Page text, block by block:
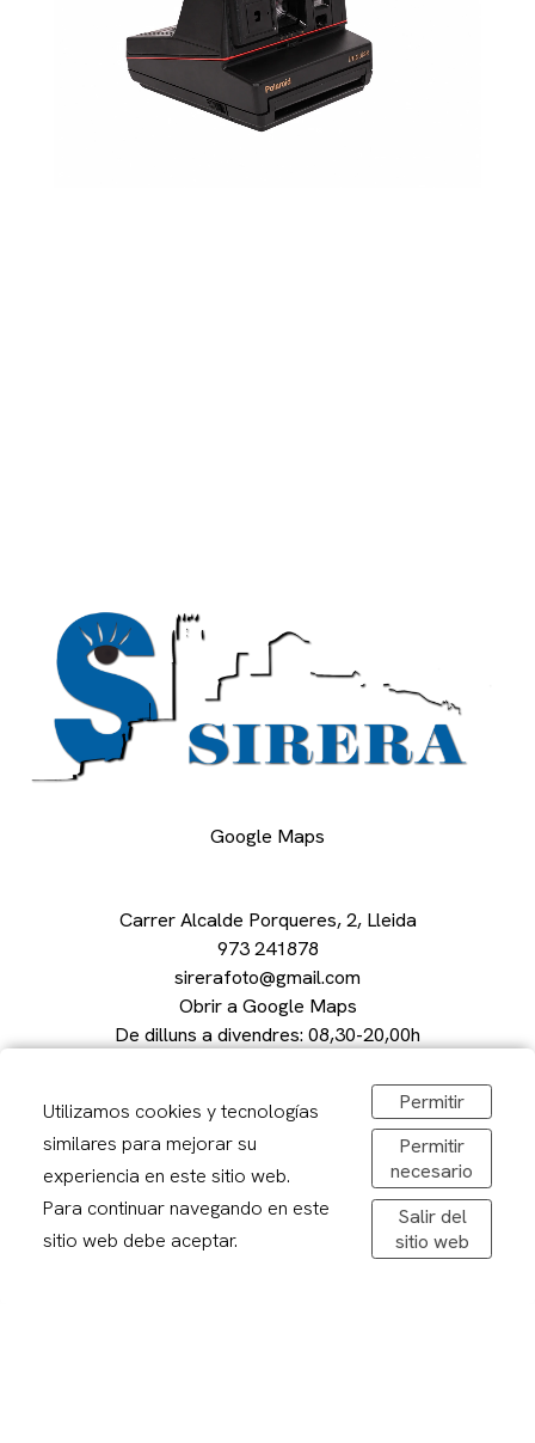
Google Maps
Carrer Alcalde Porqueres, 2, Lleida
973 241878
sirerafoto@gmail.com
Obrir a Google Maps
De dilluns a divendres: 08,30-20,00h
Politica de privacitat
Política de cookies
Utilizamos cookies y tecnologías
similares para mejorar su
experiencia en este sitio web.
Para continuar navegando en este
sitio web debe aceptar.
Permitir
Permitir
necesario
Salir del
sitio web